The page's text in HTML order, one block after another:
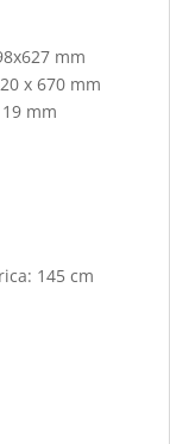
mm
x 670 mm
mm
145 cm